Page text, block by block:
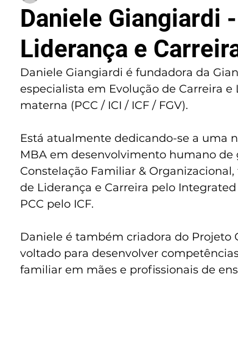
Daniele Giangiardi
Liderança e
Daniele Giangiardi é fundadora da
especialista em Evolução de Carreira
materna (PCC / ICI / ICF / FGV).
Está atualmente dedicando-se a uma
MBA em desenvolvimento humano de
Constelação Familiar &
de Liderança e Carreira pelo
PCC pelo ICF.
Daniele é também criadora do
voltado para desenvolver
familiar em mães e profissionais de